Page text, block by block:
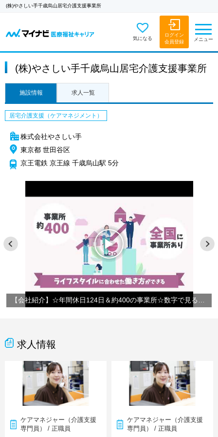
(株)やさしい手千歳烏山居宅介護支援事業所
気になる
ログイン
会員登録
メニュー
(株)やさしい手千歳烏山居宅介護支援事業所
施設情報 求人一覧
居宅介護支援（ケアマネジメント）
株式会社やさしい手
東京都 世田谷区
京王電鉄 京王線 千歳烏山駅 5分
求人情報
ケアマネジャー（介護支援
専門員） / 正職員
ケアマネジャー（介護支援
専門員） / 正職員